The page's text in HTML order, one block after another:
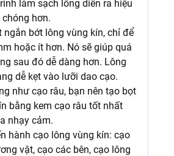
làm sạch lông diễn ra hiệu
hơn.
ngắn bớt lông vùng kín, chỉ để
hoặc ít hơn. Nó sẽ giúp quá
sau đó dễ dàng hơn. Lông
dễ kẹt vào lưỡi dao cạo.
như cạo râu, bạn nên tạo bọt
bằng kem cạo râu tốt nhất
nhạy cảm.
hành cạo lông vùng kín: cạo
vật, cạo các bên, cạo lông